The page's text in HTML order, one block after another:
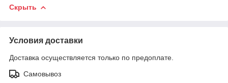
Скрыть
Условия доставки
Доставка осуществляется только по предоплате.
Самовывоз